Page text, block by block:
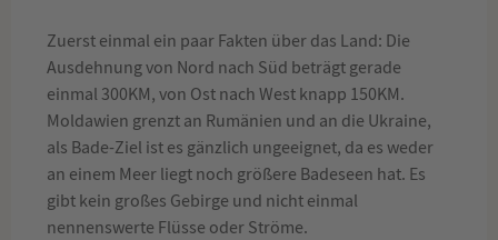
Zuerst einmal ein paar Fakten über das Land: Die
Ausdehnung von Nord nach Süd beträgt gerade
einmal 300KM, von Ost nach West knapp 150KM.
Moldawien grenzt an Rumänien und an die Ukraine,
als Bade-Ziel ist es gänzlich ungeeignet, da es weder
an einem Meer liegt noch größere Badeseen hat. Es
gibt kein großes Gebirge und nicht einmal
nennenswerte Flüsse oder Ströme.